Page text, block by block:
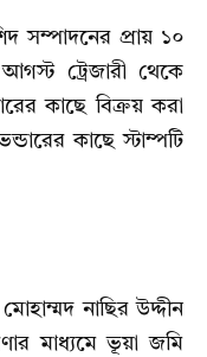
সম্পাদনের প্রায় ১০
ট্রেজারী থেকে
কাছে বিক্রয় করা
কাছে স্টাম্পটি
নাছির উদ্দীন
মাধ্যমে ভূয়া জমি